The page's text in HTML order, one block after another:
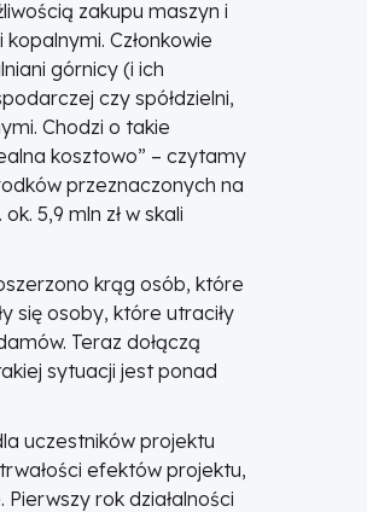
zakupu maszyn i
Członkowie
górnicy (i ich
czy spółdzielni,
Chodzi o takie
kosztowo” – czytamy
przeznaczonych na
5,9 mln zł w skali
krąg osób, które
się osoby, które utraciły
Teraz dołączą
sytuacji jest ponad
uczestników projektu
efektów projektu,
rok działalności